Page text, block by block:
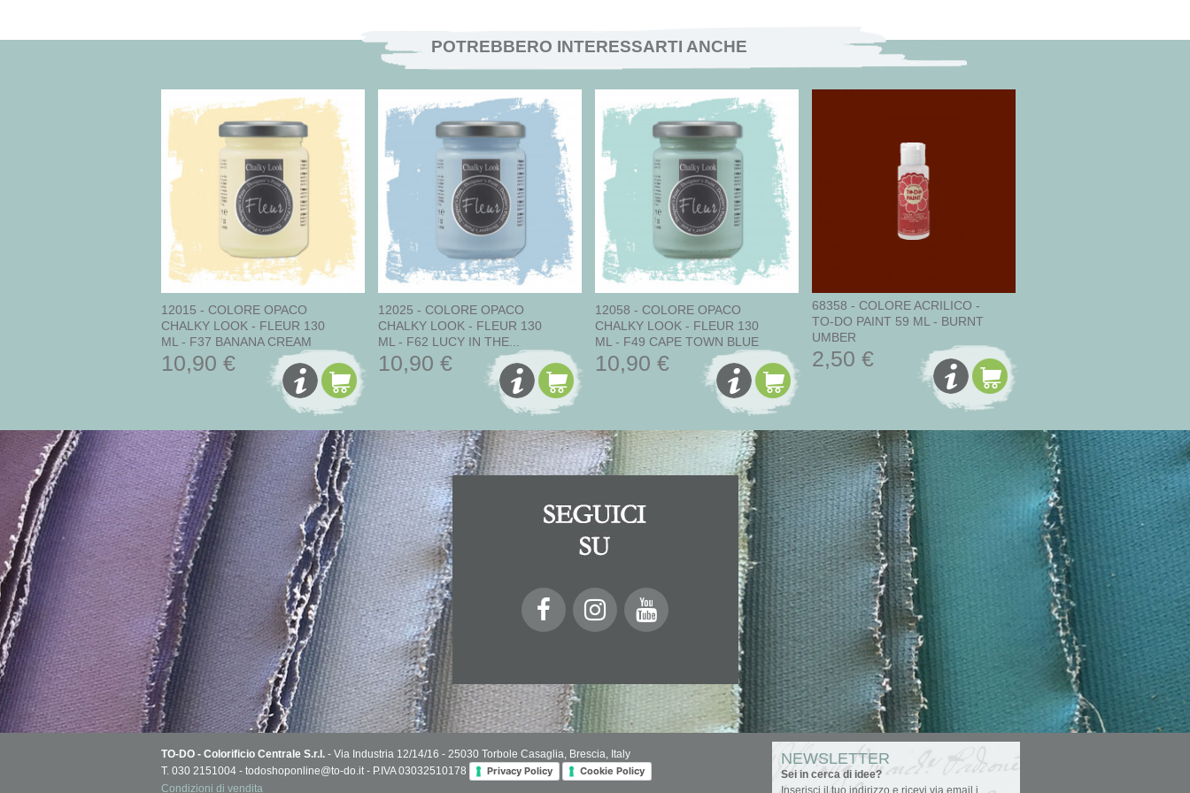
POTREBBERO INTERESSARTI ANCHE
12015 - COLORE OPACO
CHALKY LOOK - FLEUR 130
ML - F37 BANANA CREAM
10,90 €
12025 - COLORE OPACO
CHALKY LOOK - FLEUR 130
ML - F62 LUCY IN THE...
10,90 €
12058 - COLORE OPACO
CHALKY LOOK - FLEUR 130
ML - F49 CAPE TOWN BLUE
10,90 €
68358 - COLORE ACRILICO -
TO-DO PAINT 59 ML - BURNT
UMBER
2,50 €
TO-DO - Colorificio Centrale S.r.l. - Via Industria 12/14/16 - 25030 Torbole Casaglia, Brescia, Italy
T. 030 2151004 - todoshoponline@to-do.it - P.IVA 03032510178
Privacy Policy
Cookie Policy
Condizioni di vendita
NEWSLETTER
Sei in cerca di idee?
Inserisci il tuo indirizzo e ricevi via email i